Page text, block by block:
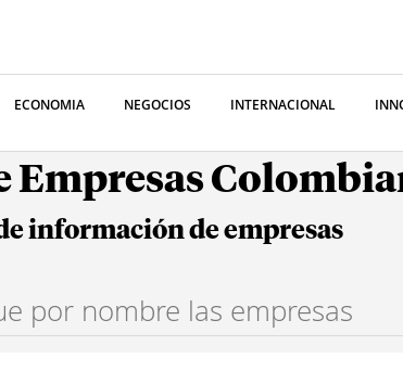
ECONOMIA NEGOCIOS INTERNACIONAL
Empresas
información de empresas